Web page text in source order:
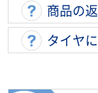
商品の
タイヤ